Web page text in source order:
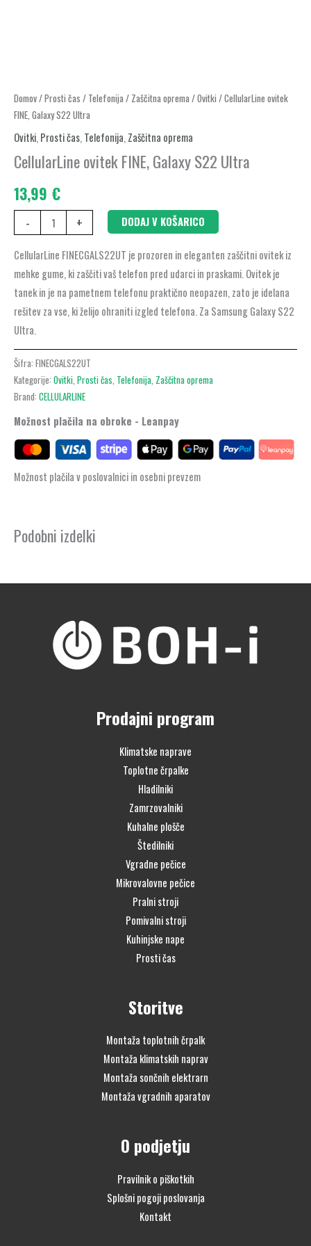
Domov/Prosti čas / Telefonija/ Zaščitna oprema/Ovitki / CellularLine ovitek
FINE, Galaxy S22 Ultra
Ovitki, Prosti čas, Telefonija, Zaščitna oprema
CellularLine ovitek FINE, Galaxy S22 Ultra
13,99 €
-
CellularLine
ovitek
FINE,
Galaxy
Ultra
količina
+ DODAJ V KOŠARICO
CellularLine FINECGALS22UT je prozoren in eleganten zaščitni ovitek iz
mehke gume, ki zaščiti vaš telefon pred udarci in praskami. Ovitek je
tanek in je na pametnem telefonu praktično neopazen, zato je idelana
rešitev za vse, ki želijo ohraniti izgled telefona. Za Samsung Galaxy S22
Ultra.
Šifra: FINECGALS22UT
Kategorije: Ovitki Prosti čas Telefonija Zaščitna oprema
Brand: CELLULARLINE
Možnost plačila na obroke - Leanpay
Možnost plačila v poslovalnici in osebni prevzem
Podobni izdelki
Prodajni program
Klimatske naprave
Toplotne črpalke
Hladilniki
Zamrzovalniki
Kuhalne plošče
Štedilniki
Vgradne pečice
Mikrovalovne pečice
Pralni stroji
Pomivalni stroji
Kuhinjske nape
Prosti čas
Storitve
Montaža toplotnih črpalk
Montaža klimatskih naprav
Montaža sončnih elektrarn
Montaža vgradnih aparatov
O podjetju
Pravilnik o piškotkih
Splošni pogoji poslovanja
Kontakt